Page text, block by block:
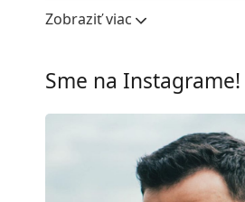
Šírka očnice:
Rám
Farba rámov:
Materiál rámov:
Zobraziť viac
Sme na Instagrame!